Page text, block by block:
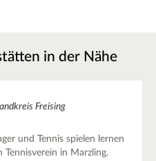
in der Nähe
Freising
und Tennis spielen lernen
Tennisverein in Marzling.